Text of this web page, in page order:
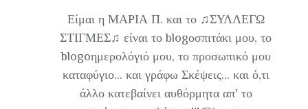
Είμαι η ΜΑΡΙΑ Π. και το ♫ΣΥΛΛΕΓΩ
ΣΤΙΓΜΕΣ♫ είναι το blogοσπιτάκι μου, το
blogoημερολόγιό μου, το προσωπικό μου
καταφύγιο... και γράφω Σκέψεις... και ό,τι
άλλο κατεβαίνει αυθόρμητα απ' το